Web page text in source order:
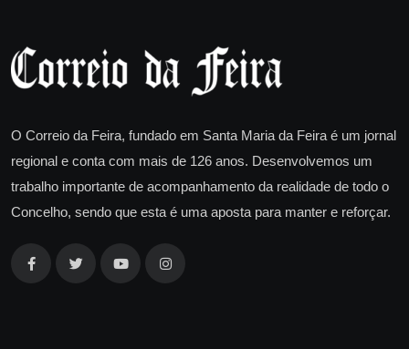
O Correio da Feira, fundado em Santa Maria da Feira é um jornal
regional e conta com mais de 126 anos. Desenvolvemos um
trabalho importante de acompanhamento da realidade de todo o
Concelho, sendo que esta é uma aposta para manter e reforçar.